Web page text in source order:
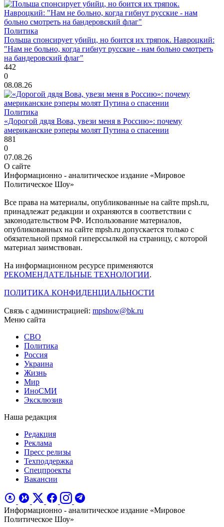
Политика
Польша спонсирует убийц, но боится их тряпок. Навроцкий:
"Нам не больно, когда гибнут русские - нам больно смотреть
на бандеровский флаг"
442
0
08.08.26
Политика
«Дорогой дядя Вова, увези меня в Россию»: почему
американские рэперы молят Путина о спасении
881
0
07.08.26
О сайте
Информационно - аналитическое издание «Мировое
Политическое Шоу»
Все права на материалы, опубликованные на сайте mpsh.ru,
принадлежат редакции и охраняются в соответствии с
законодательством РФ. Использование материалов,
опубликованных на сайте mpsh.ru допускается только с
обязательной прямой гиперссылкой на страницу, с которой
материал заимствован.
На информационном ресурсе применяются
РЕКОМЕНДАТЕЛЬНЫЕ ТЕХНОЛОГИИ.
ПОЛИТИКА КОНФИДЕНЦИАЛЬНОСТИ
Связь с администрацией: mpshow@bk.ru
Меню сайта
СВО
Политика
Россия
Украина
Жизнь
Мир
ИноСМИ
Эксклюзив
Наша редакция
Редакция
Реклама
Пресс релизы
Техподдержка
Спецпроекты
Вакансии
Информационно - аналитическое издание «Мировое
Политическое Шоу»